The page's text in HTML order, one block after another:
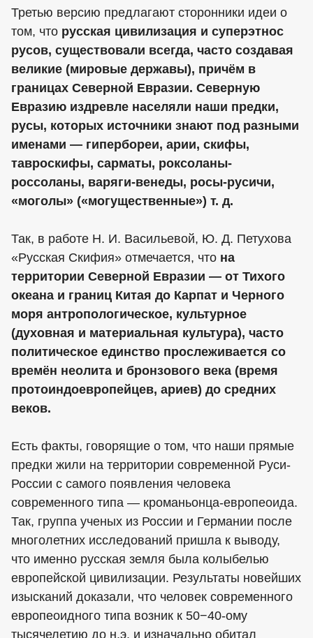
Третью версию предлагают сторонники идеи о
том, что русская цивилизация и суперэтнос
русов, существовали всегда, часто создавая
великие (мировые державы), причём в
границах Северной Евразии. Северную
Евразию издревле населяли наши предки,
русы, которых источники знают под разными
именами — гипербореи, арии, скифы,
тавроскифы, сарматы, роксоланы-
россоланы, варяги-венеды, росы-русичи,
«моголы» («могущественные») т. д.
Так, в работе Н. И. Васильевой, Ю. Д. Петухова
«Русская Скифия» отмечается, что на
территории Северной Евразии — от Тихого
океана и границ Китая до Карпат и Черного
моря антропологическое, культурное
(духовная и материальная культура), часто
политическое единство прослеживается со
времён неолита и бронзового века (время
протоиндоевропейцев, ариев) до средних
веков.
Есть факты, говорящие о том, что наши прямые
предки жили на территории современной Руси-
России с самого появления человека
современного типа — кроманьонца-европеоида.
Так, группа ученых из России и Германии после
многолетних исследований пришла к выводу,
что именно русская земля была колыбелью
европейской цивилизации. Результаты новейших
изысканий доказали, что человек современного
европеоидного типа возник к 50−40-ому
тысячелетию до н.э. и изначально обитал